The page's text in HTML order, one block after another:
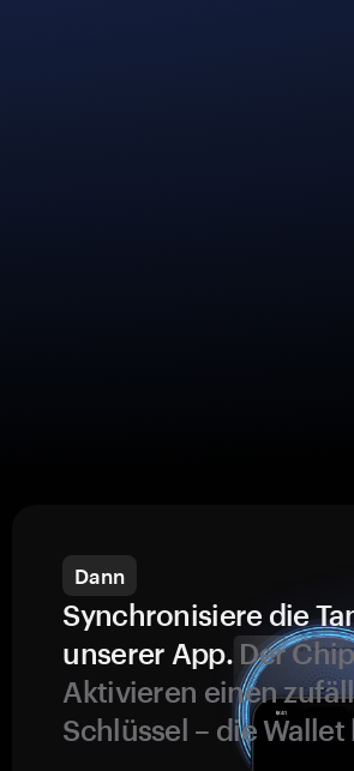
Dann
Synchronisiere die
unserer App.Der
Aktivieren einen
Schlüssel – die